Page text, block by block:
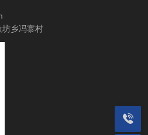
坊乡冯寨村